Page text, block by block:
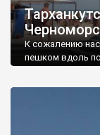
К сожалению
пешком вдоль